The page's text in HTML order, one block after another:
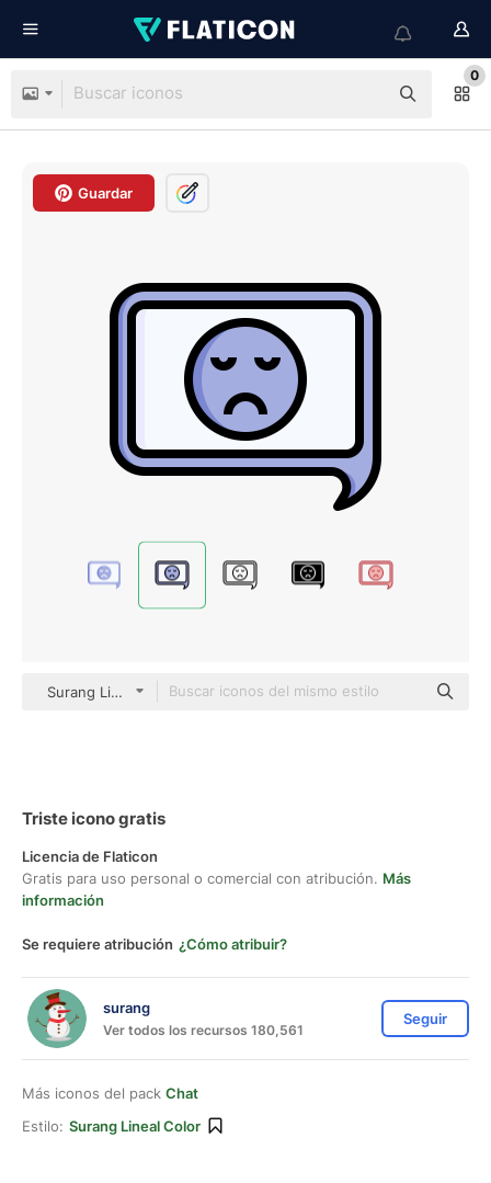
0
Guardar
Surang Lineal Color
Triste icono gratis
Licencia de Flaticon
Gratis para uso personal o comercial con atribución. Más
información
Se requiere atribución ¿Cómo atribuir?
surang
Ver todos los recursos 180,561
Seguir
Más iconos del pack Chat
Estilo: Surang Lineal Color